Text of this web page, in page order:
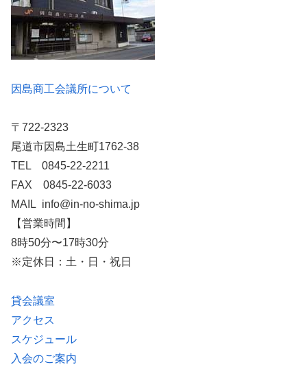
因島商工会議所について
〒722-2323
尾道市因島土生町1762-38
TEL 0845-22-2211
FAX 0845-22-6033
MAIL info@in-no-shima.jp
【営業時間】
8時50分〜17時30分
※定休日：土・日・祝日
貸会議室
アクセス
スケジュール
入会のご案内